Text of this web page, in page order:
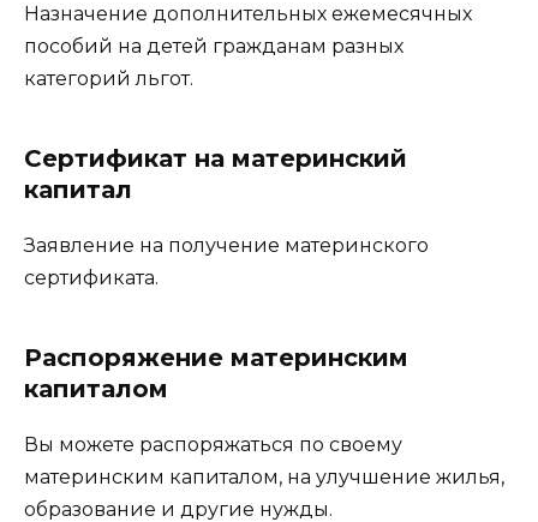
Назначение дополнительных ежемесячных
пособий на детей гражданам разных
категорий льгот.
Сертификат на материнский
капитал
Заявление на получение материнского
сертификата.
Распоряжение материнским
капиталом
Вы можете распоряжаться по своему
материнским капиталом, на улучшение жилья,
образование и другие нужды.